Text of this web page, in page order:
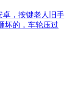
卓，按键老人旧手
坏的，车轮压过